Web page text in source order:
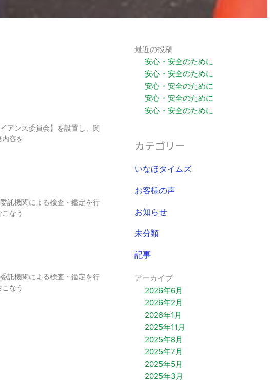
アンス委員会】を設置し、関
容を
託機関による検査・鑑定を行
なう
託機関による検査・鑑定を行
なう
最近の投稿
安心・安全のために
安心・安全のために
安心・安全のために
安心・安全のために
安心・安全のために
カテゴリー
いなほタイムズ
お客様の声
お知らせ
未分類
記事
アーカイブ
2026年6月
2026年2月
2026年1月
2025年11月
2025年8月
2025年7月
2025年5月
2025年3月